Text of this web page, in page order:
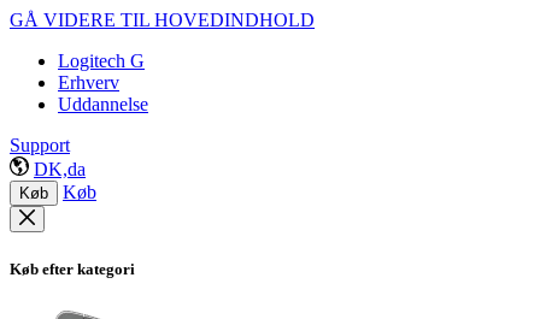
GÅ VIDERE TIL HOVEDINDHOLD
Logitech G
Erhverv
Uddannelse
Support
DK,da
Køb Køb
Køb efter kategori